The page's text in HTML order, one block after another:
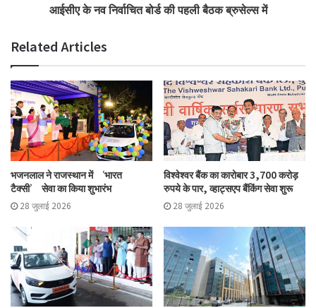
आईसीए के नव निर्वाचित बोर्ड की पहली बैठक ब्रुसेल्स में
Related Articles
भजनलाल ने राजस्थान में ‘भारत
टैक्सी’ सेवा का किया शुभारंभ
28 जुलाई 2026
विश्वेश्वर बैंक का कारोबार 3,700 करोड़
रुपये के पार, व्हाट्सएप बैंकिंग सेवा शुरू
28 जुलाई 2026